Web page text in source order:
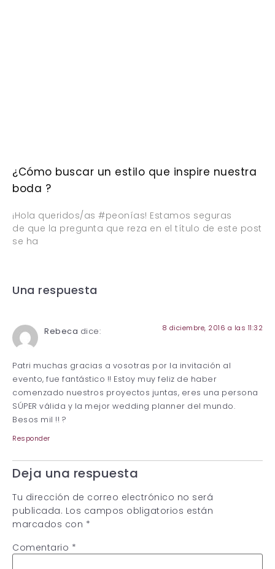
¿Cómo buscar un estilo que inspire nuestra
boda ?
¡Hola queridos/as #peonías! Estamos seguras
de que la pregunta que reza en el título de este post
se ha
Una respuesta
Rebeca dice: 8 diciembre, 2016 a las 11:32
Patri muchas gracias a vosotras por la invitación al
evento, fue fantástico !! Estoy muy feliz de haber
comenzado nuestros proyectos juntas, eres una persona
SÚPER válida y la mejor wedding planner del mundo.
Besos mil !! ?
Responder
Deja una respuesta
Tu dirección de correo electrónico no será
publicada. Los campos obligatorios están
marcados con *
Comentario *